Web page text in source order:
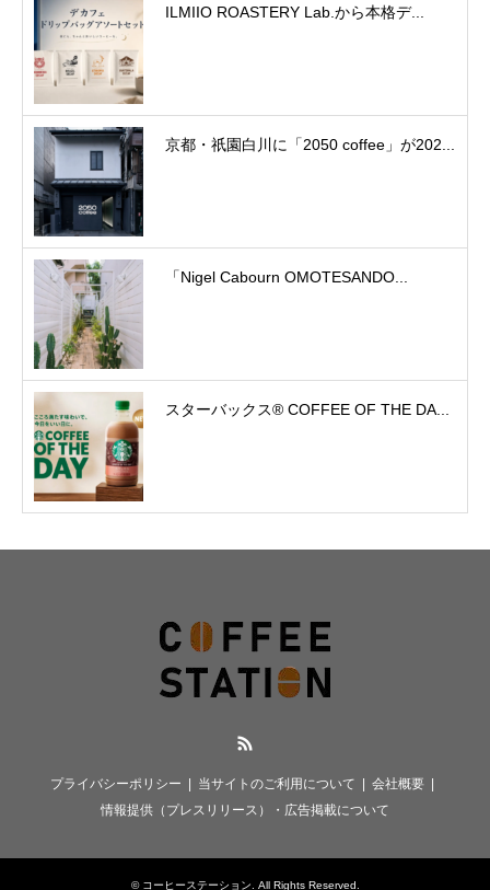
ILMIIO ROASTERY Lab.から本格デ...
京都・祇園白川に「2050 coffee」が202...
「Nigel Cabourn OMOTESANDO...
スターバックス® COFFEE OF THE DA...
プライバシーポリシー 当サイトのご利用について
会社概要
情報提供（プレスリリース）・広告掲載について
© コーヒーステーション . All Rights Reserved.